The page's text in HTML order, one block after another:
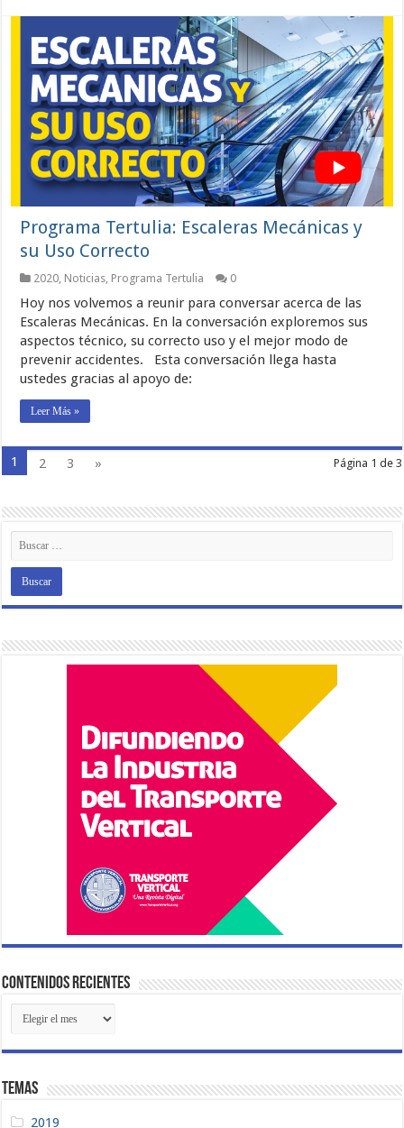
Programa Tertulia: Escaleras Mecánicas y
su Uso Correcto
2020, Noticias, Programa Tertulia 0
Hoy nos volvemos a reunir para conversar acerca de las
Escaleras Mecánicas. En la conversación exploremos sus
aspectos técnico, su correcto uso y el mejor modo de
prevenir accidentes. Esta conversación llega hasta
ustedes gracias al apoyo de:
Leer Más »
Página 1 de 3
1 2 3 »
Contenidos Recientes
Contenidos
Recientes
Temas
2019